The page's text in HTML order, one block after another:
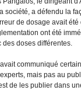
a défendu la
de dosage avait
ont été
doses différentes.
communiqué
mais pas au
de les publier dans